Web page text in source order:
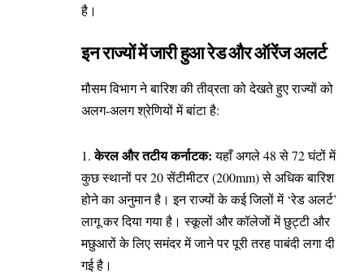
है।
​इन राज्यों में जारी हुआ रेड और ऑरेंज अलर्ट
​मौसम विभाग ने बारिश की तीव्रता को देखते हुए राज्यों को
अलग-अलग श्रेणियों में बांटा है:
केरल और तटीय कर्नाटक:यहाँ अगले 48 से 72 घंटों में
कुछ स्थानों पर 20 सेंटीमीटर (200mm) से अधिक बारिश
होने का अनुमान है। इन राज्यों के कई जिलों में ‘रेड अलर्ट’
लागू कर दिया गया है। स्कूलों और कॉलेजों में छुट्टी और
मछुआरों के लिए समंदर में जाने पर पूरी तरह पाबंदी लगा दी
गई है।